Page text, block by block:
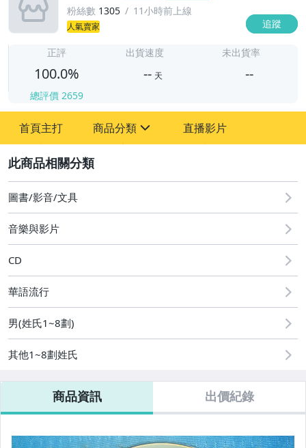
粉絲數 1305 11小時前上線
人氣賣家 追蹤
正評
100.0%
總評價 2659
出貨速度
-- 天
未出貨率
--
首頁主打 商品分類
國語光碟
台語光碟
古典光碟
音樂光碟
直播影片
圖書/影音/文具
音樂與影片
CD
華語流行
男(姓氏1~8劃)
其他1~8劃姓氏
商品資訊 出價紀錄